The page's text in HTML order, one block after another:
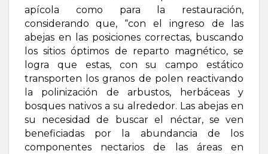
apícola como para la restauración,
considerando que, “con el ingreso de las
abejas en las posiciones correctas, buscando
los sitios óptimos de reparto magnético, se
logra que estas, con su campo estático
transporten los granos de polen reactivando
la polinización de arbustos, herbáceas y
bosques nativos a su alrededor. Las abejas en
su necesidad de buscar el néctar, se ven
beneficiadas por la abundancia de los
componentes nectarios de las áreas en